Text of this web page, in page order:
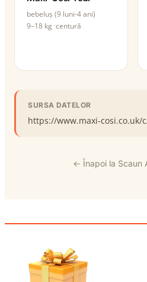
bebeluș (9 luni-4 ani)
9–18 kg centură
SURSA DATELOR
https://www.maxi-cosi.co.uk/
← Înapoi la Scaun